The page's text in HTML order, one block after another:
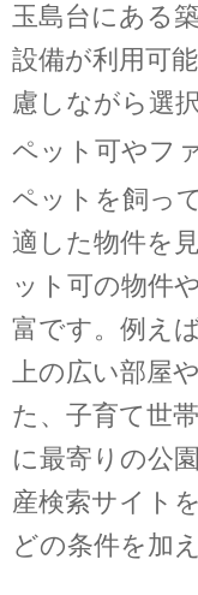
玉島台にある
設備が利用可
慮しながら選
ペット可やフ
ペットを飼っ
適した物件を
ット可の物件
富です。例え
上の広い部屋
た、子育て世
に最寄りの公
産検索サイト
どの条件を加